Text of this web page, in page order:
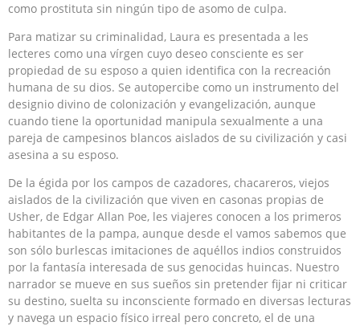
como prostituta sin ningún tipo de asomo de culpa.
Para matizar su criminalidad, Laura es presentada a les
lecteres como una vírgen cuyo deseo consciente es ser
propiedad de su esposo a quien identifica con la recreación
humana de su dios. Se autopercibe como un instrumento del
designio divino de colonización y evangelización, aunque
cuando tiene la oportunidad manipula sexualmente a una
pareja de campesinos blancos aislados de su civilización y casi
asesina a su esposo.
De la égida por los campos de cazadores, chacareros, viejos
aislados de la civilización que viven en casonas propias de
Usher, de Edgar Allan Poe, les viajeres conocen a los primeros
habitantes de la pampa, aunque desde el vamos sabemos que
son sólo burlescas imitaciones de aquéllos indios construidos
por la fantasía interesada de sus genocidas huincas. Nuestro
narrador se mueve en sus sueños sin pretender fijar ni criticar
su destino, suelta su inconsciente formado en diversas lecturas
y navega un espacio físico irreal pero concreto, el de una